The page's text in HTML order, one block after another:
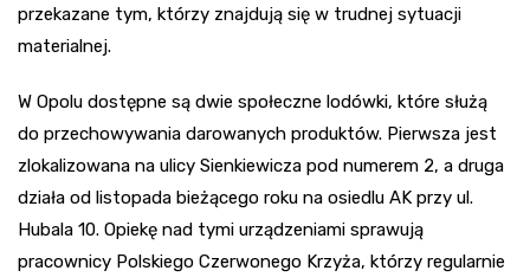
przekazane tym, którzy znajdują się w trudnej sytuacji
materialnej.
W Opolu dostępne są dwie społeczne lodówki, które służą
do przechowywania darowanych produktów. Pierwsza jest
zlokalizowana na ulicy Sienkiewicza pod numerem 2, a druga
działa od listopada bieżącego roku na osiedlu AK przy ul.
Hubala 10. Opiekę nad tymi urządzeniami sprawują
pracownicy Polskiego Czerwonego Krzyża, którzy regularnie